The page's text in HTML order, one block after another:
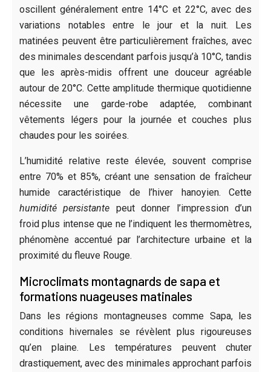
oscillent généralement entre 14°C et 22°C, avec des
variations notables entre le jour et la nuit. Les
matinées peuvent être particulièrement fraîches, avec
des minimales descendant parfois jusqu’à 10°C, tandis
que les après-midis offrent une douceur agréable
autour de 20°C. Cette amplitude thermique quotidienne
nécessite une garde-robe adaptée, combinant
vêtements légers pour la journée et couches plus
chaudes pour les soirées.
L’humidité relative reste élevée, souvent comprise
entre 70% et 85%, créant une sensation de fraîcheur
humide caractéristique de l’hiver hanoyien. Cette
humidité persistante peut donner l’impression d’un
froid plus intense que ne l’indiquent les thermomètres,
phénomène accentué par l’architecture urbaine et la
proximité du fleuve Rouge.
Microclimats montagnards de sapa et
formations nuageuses matinales
Dans les régions montagneuses comme Sapa, les
conditions hivernales se révèlent plus rigoureuses
qu’en plaine. Les températures peuvent chuter
drastiquement, avec des minimales approchant parfois